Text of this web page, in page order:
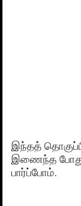
இந்தத்
இணைந்த போது
பார்ப்போம்.